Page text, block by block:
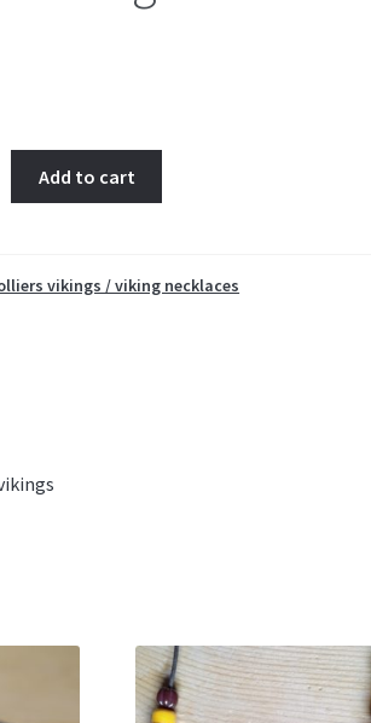
Add to cart
vikings / viking necklaces